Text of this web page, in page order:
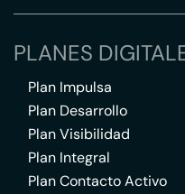
PLANES
Plan Impulsa
Plan Desarrollo
Plan Visibilidad
Plan Integral
Plan Contacto Activo